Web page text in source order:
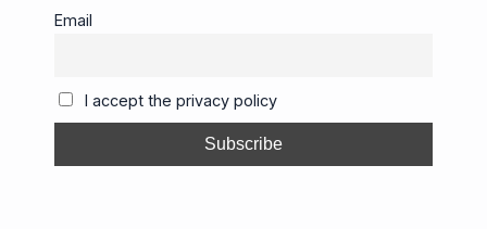
e
o
o
k
s
m n
k
Email
I accept the privacy policy